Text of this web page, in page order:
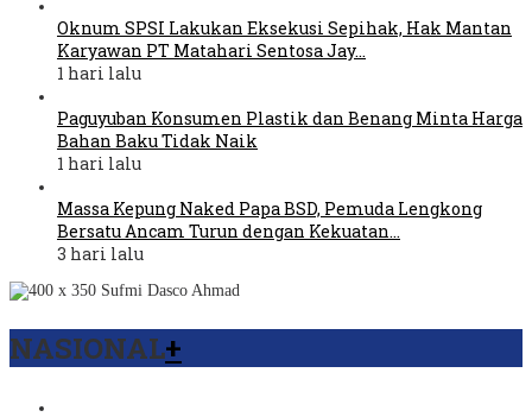
Oknum SPSI Lakukan Eksekusi Sepihak, Hak Mantan
Karyawan PT Matahari Sentosa Jay…
1 hari lalu
Paguyuban Konsumen Plastik dan Benang Minta Harga
Bahan Baku Tidak Naik
1 hari lalu
Massa Kepung Naked Papa BSD, Pemuda Lengkong
Bersatu Ancam Turun dengan Kekuatan…
3 hari lalu
NASIONAL+